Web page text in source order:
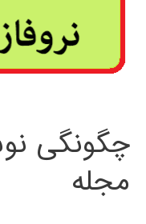
چگونگی
مجله